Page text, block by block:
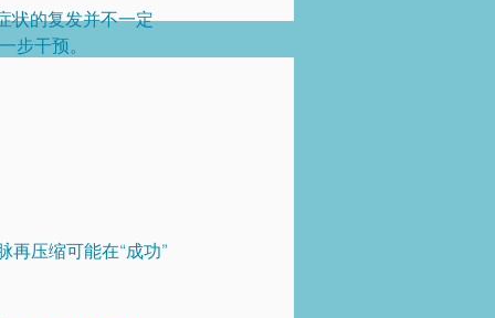
压缩可能在“成功”
状的复发并不一定
步干预。